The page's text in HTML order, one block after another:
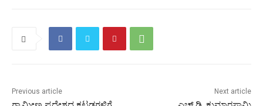
Previous article Next article